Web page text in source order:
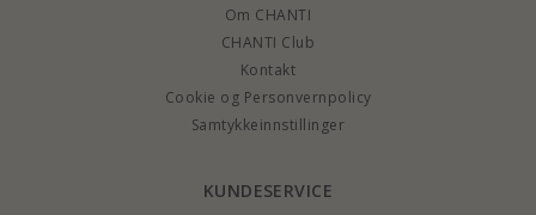
Om CHANTI
CHANTI Club
Kontakt
Cookie og Personvernpolicy
Samtykkeinnstillinger
KUNDESERVICE